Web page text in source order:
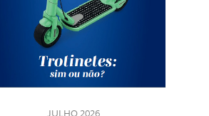
JULHO 2026